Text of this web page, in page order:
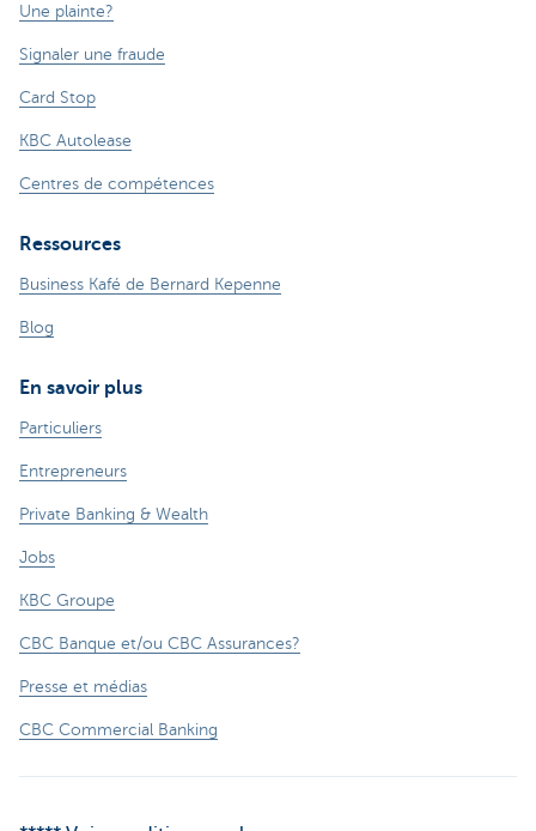
Une plainte?
Signaler une fraude
Card Stop
KBC Autolease
Centres de compétences
Ressources
Business Kafé de Bernard Kepenne
Blog
En savoir plus
Particuliers
Entrepreneurs
Private Banking & Wealth
Jobs
KBC Groupe
CBC Banque et/ou CBC Assurances?
Presse et médias
CBC Commercial Banking